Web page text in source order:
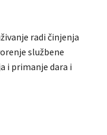
radi činjenja
službene
i primanje dara i